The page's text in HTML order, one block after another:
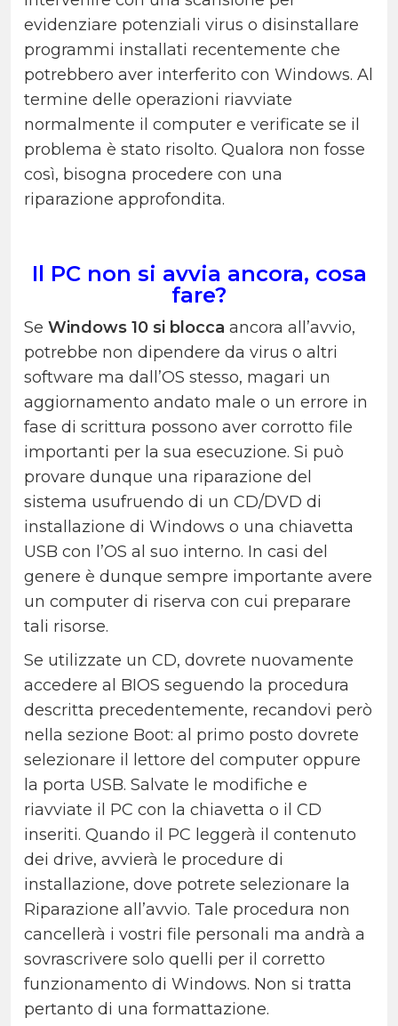
evidenziare potenziali virus o disinstallare
programmi installati recentemente che
potrebbero aver interferito con Windows. Al
termine delle operazioni riavviate
normalmente il computer e verificate se il
problema è stato risolto. Qualora non fosse
così, bisogna procedere con una
riparazione approfondita.
Il PC non si avvia ancora, cosa
fare?
Se Windows 10 si blocca ancora all’avvio,
potrebbe non dipendere da virus o altri
software ma dall’OS stesso, magari un
aggiornamento andato male o un errore in
fase di scrittura possono aver corrotto file
importanti per la sua esecuzione. Si può
provare dunque una riparazione del
sistema usufruendo di un CD/DVD di
installazione di Windows o una chiavetta
USB con l’OS al suo interno. In casi del
genere è dunque sempre importante avere
un computer di riserva con cui preparare
tali risorse.
Se utilizzate un CD, dovrete nuovamente
accedere al BIOS seguendo la procedura
descritta precedentemente, recandovi però
nella sezione Boot: al primo posto dovrete
selezionare il lettore del computer oppure
la porta USB. Salvate le modifiche e
riavviate il PC con la chiavetta o il CD
inseriti. Quando il PC leggerà il contenuto
dei drive, avvierà le procedure di
installazione, dove potrete selezionare la
Riparazione all’avvio. Tale procedura non
cancellerà i vostri file personali ma andrà a
sovrascrivere solo quelli per il corretto
funzionamento di Windows. Non si tratta
pertanto di una formattazione.